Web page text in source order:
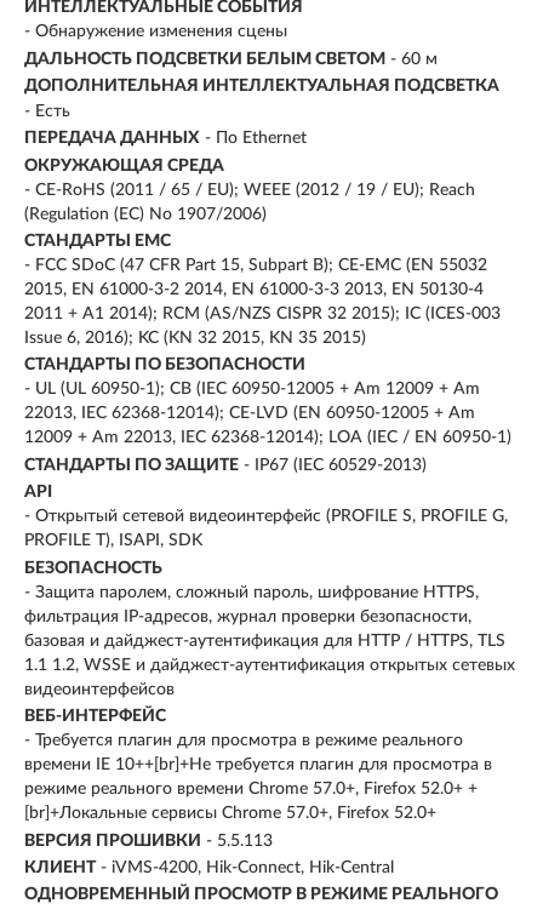
ИНТЕЛЛЕКТУАЛЬНЫЕ СОБЫТИЯ
- Обнаружение изменения сцены
ДАЛЬНОСТЬ ПОДСВЕТКИ БЕЛЫМ СВЕТОМ - 60 м
ДОПОЛНИТЕЛЬНАЯ ИНТЕЛЛЕКТУАЛЬНАЯ ПОДСВЕТКА
- Есть
ПЕРЕДАЧА ДАННЫХ - По Ethernet
ОКРУЖАЮЩАЯ СРЕДА
- CE-RoHS (2011 / 65 / EU); WEEE (2012 / 19 / EU); Reach
(Regulation (EC) No 1907/2006)
СТАНДАРТЫ EMC
- FCC SDoC (47 CFR Part 15, Subpart B); CE-EMC (EN 55032
2015, EN 61000-3-2 2014, EN 61000-3-3 2013, EN 50130-4
2011 + A1 2014); RCM (AS/NZS CISPR 32 2015); IC (ICES-003
Issue 6, 2016); KC (KN 32 2015, KN 35 2015)
СТАНДАРТЫ ПО БЕЗОПАСНОСТИ
- UL (UL 60950-1); CB (IEC 60950-12005 + Am 12009 + Am
22013, IEC 62368-12014); CE-LVD (EN 60950-12005 + Am
12009 + Am 22013, IEC 62368-12014); LOA (IEC / EN 60950-1)
СТАНДАРТЫ ПО ЗАЩИТЕ - IP67 (IEC 60529-2013)
API
- Открытый сетевой видеоинтерфейс (PROFILE S, PROFILE G,
PROFILE T), ISAPI, SDK
БЕЗОПАСНОСТЬ
- Защита паролем, сложный пароль, шифрование HTTPS,
фильтрация IP-адресов, журнал проверки безопасности,
базовая и дайджест-аутентификация для HTTP / HTTPS, TLS
1.1 1.2, WSSE и дайджест-аутентификация открытых сетевых
видеоинтерфейсов
ВЕБ-ИНТЕРФЕЙС
- Требуется плагин для просмотра в режиме реального
времени IE 10++[br]+Не требуется плагин для просмотра в
режиме реального времени Chrome 57.0+, Firefox 52.0+ +
[br]+Локальные сервисы Chrome 57.0+, Firefox 52.0+
ВЕРСИЯ ПРОШИВКИ - 5.5.113
КЛИЕНТ - iVMS-4200, Hik-Connect, Hik-Central
ОДНОВРЕМЕННЫЙ ПРОСМОТР В РЕЖИМЕ РЕАЛЬНОГО